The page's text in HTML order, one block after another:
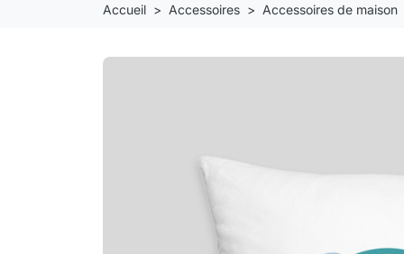
Accueil Accessoires Accessoires de maison